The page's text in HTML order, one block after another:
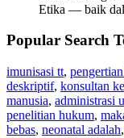
Etika — baik
Popular Search
imunisasi tt,
deskriptif, konsultan
manusia, administrasi
penelitian hukum,
bebas, neonatal adalah,